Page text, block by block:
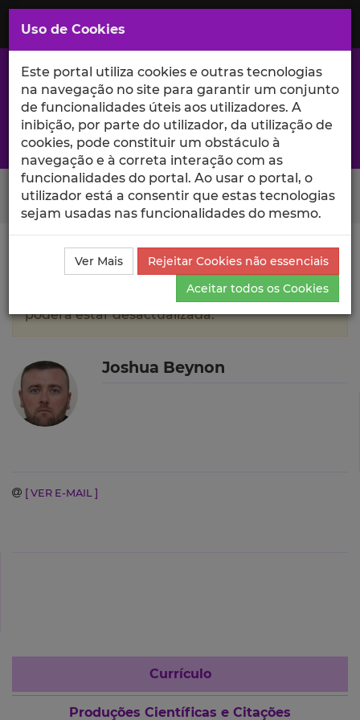
Saltar
para
Conteúdo
Principal
A excelência da investigação e ciência no Iscte
Search Button
Ciência_Iscte Autores Joshua Beynon Currículo
A informação contida neste perfil público
poderá estar desactualizada.
Joshua Beynon
[ VER E-MAIL ]
Currículo
Produções Científicas e Citações
Uso de Cookies
Este portal utiliza cookies e outras tecnologias
na navegação no site para garantir um conjunto
de funcionalidades úteis aos utilizadores. A
inibição, por parte do utilizador, da utilização de
cookies, pode constituir um obstáculo à
navegação e à correta interação com as
funcionalidades do portal. Ao usar o portal, o
utilizador está a consentir que estas tecnologias
sejam usadas nas funcionalidades do mesmo.
Ver Mais
Rejeitar Cookies não essenciais
Aceitar todos os Cookies